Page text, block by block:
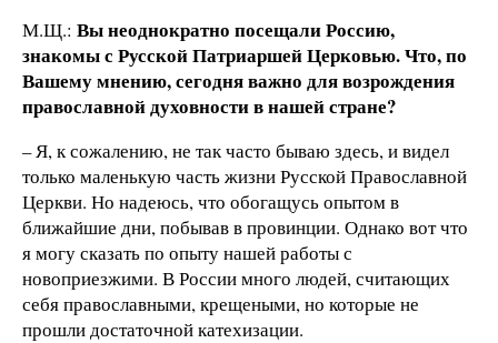
М.Щ.: Вы неоднократно посещали Россию,
знакомы с Русской Патриаршей Церковью. Что, по
Вашему мнению, сегодня важно для возрождения
православной духовности в нашей стране?
– Я, к сожалению, не так часто бываю здесь, и видел
только маленькую часть жизни Русской Православной
Церкви. Но надеюсь, что обогащусь опытом в
ближайшие дни, побывав в провинции. Однако вот что
я могу сказать по опыту нашей работы с
новоприезжими. В России много людей, считающих
себя православными, крещеными, но которые не
прошли достаточной катехизации.